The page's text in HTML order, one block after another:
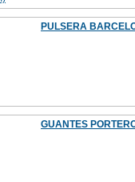
PULSERA
GUANTES